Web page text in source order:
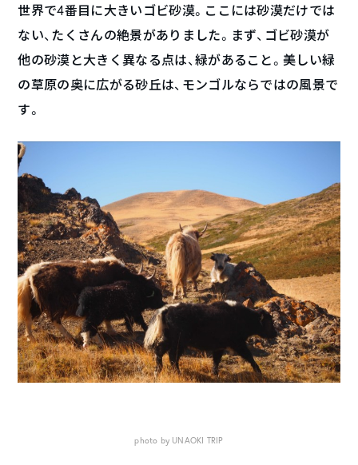
世界で4番目に大きいゴビ砂漠。ここには砂漠だけでは
ない、たくさんの絶景がありました。まず、ゴビ砂漠が
他の砂漠と大きく異なる点は、緑があること。美しい緑
の草原の奥に広がる砂丘は、モンゴルならではの風景で
す。
photo by UNAOKI TRIP